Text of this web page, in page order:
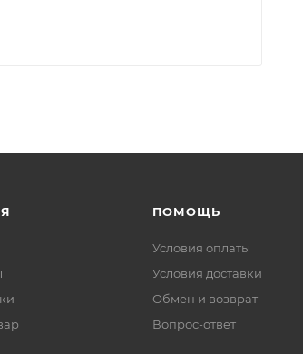
ПОМОЩЬ
Условия оплаты
Условия доставки
Обмен и возврат
Вопрос-ответ